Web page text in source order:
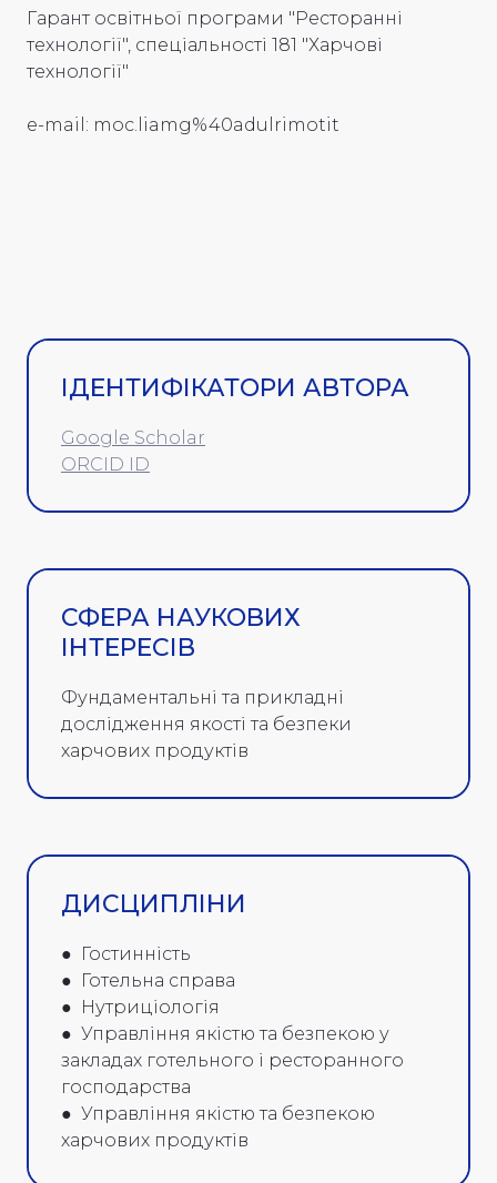
Гарант освітньої програми "Ресторанні
технології", спеціальності 181 "Харчові
технології"
e-mail: moc.liamg%40adulrimotit
ІДЕНТИФІКАТОРИ АВТОРА
Google Scholar
ORCID ID
СФЕРА НАУКОВИХ
ІНТЕРЕСІВ
Фундаментальні та прикладні
дослідження якості та безпеки
харчових продуктів
ДИСЦИПЛІНИ
● Гостинність
● Готельна справа
● Нутриціологія
● Управління якістю та безпекою у
закладах готельного і ресторанного
господарства
● Управління якістю та безпекою
харчових продуктів